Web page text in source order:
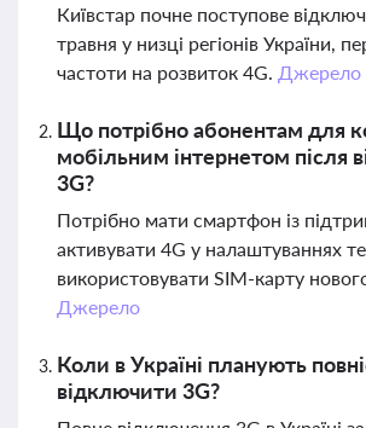
Київстар почне поступове
травня у низці регіонів України,
частоти на розвиток 4G. Джерело
Що потрібно абонентам для
мобільним інтернетом після
3G?
Потрібно мати смартфон із
активувати 4G у налаштуваннях
використовувати SIM-карту
Джерело
Коли в Україні планують
відключити 3G?